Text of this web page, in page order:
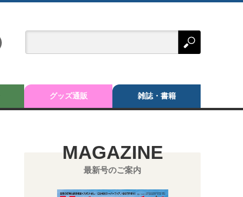
グッズ通販 雑誌・書籍
MAGAZINE
最新号のご案内